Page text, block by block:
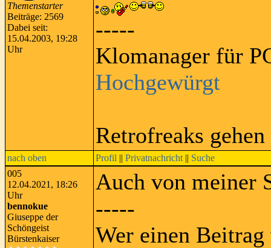
Themenstarter
Beiträge: 2569
Dabei seit:
15.04.2003, 19:28
Uhr
-----
Klomanager für
Hochgewürgt
Retrofreaks
nach oben Profil || Privatnachricht || Suche
005
12.04.2021, 18:26
Uhr
bennokue
Giuseppe der
Schöngeist
Bürstenkaiser
Auch von meiner
-----
Wer einen